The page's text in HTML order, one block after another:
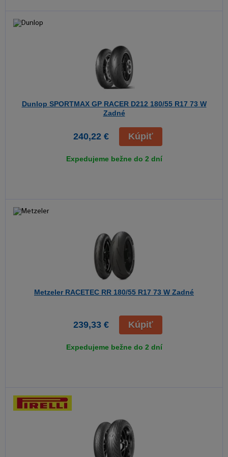
Dunlop SPORTMAX GP RACER D212 180/55 R17 73 W
Zadné
240,22 € Kúpiť
Expedujeme bežne do 2 dní
Metzeler RACETEC RR 180/55 R17 73 W Zadné
239,33 € Kúpiť
Expedujeme bežne do 2 dní